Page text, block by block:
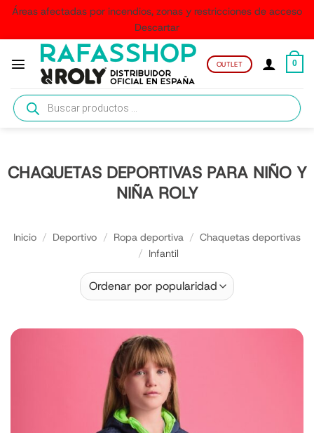
Áreas afectadas por incendios, zonas y restricciones de acceso
Descartar
contenido
OUTLET 0
Búsqueda
de
productos
CHAQUETAS DEPORTIVAS PARA NIÑO Y
NIÑA ROLY
Inicio / Deportivo / Ropa deportiva / Chaquetas deportivas
/ Infantil